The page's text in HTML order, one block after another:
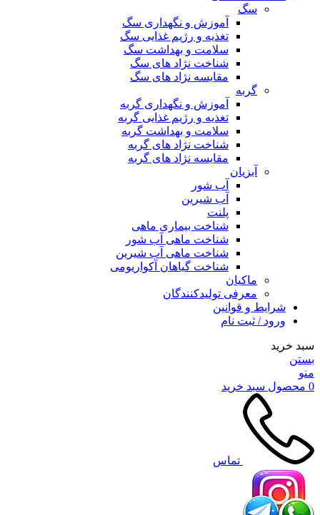
سگ
آموزش و نگهداری سگ
تغذیه و رژیم غذایی سگ
سلامت و بهداشت سگ
شناخت نژاد های سگ
مقایسه نژاد های سگ
گربه
آموزش و نگهداری گربه
تغذیه و رژیم غذایی گربه
سلامت و بهداشت گربه
شناخت نژاد های گربه
مقایسه نژاد های گربه
آبزیان
آب شور
آب شیرین
پلنت
شناخت بیماری ماهی
شناخت ماهی آب شور
شناخت ماهی آب شیرین
شناخت گیاهان آکواریومی
ماکیان
معرفی تولیدکنندگان
شرایط و قوانین
ورود / ثبت نام
سبد خرید
بستن
منو
0 محصول سبد خرید
تماس